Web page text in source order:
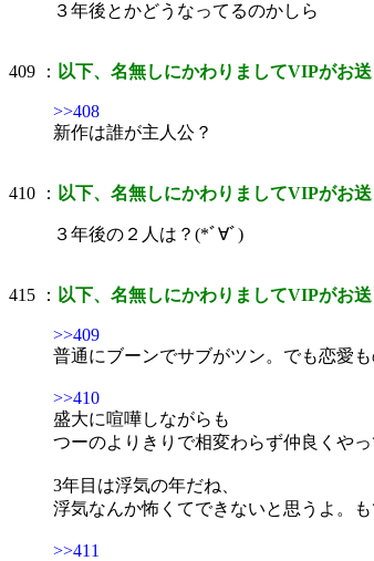
３年後とかどうなってるのかしら
409 ： 以下、名無しにかわりましてVIPがお送
>>408
新作は誰が主人公？
410 ： 以下、名無しにかわりましてVIPがお送
３年後の２人は？(*ﾞ∀ﾞ)
415 ： 以下、名無しにかわりましてVIPがお送
>>409
普通にブーンでサブがツン。でも恋愛も
>>410
盛大に喧嘩しながらも
つーのよりきりで相変わらず仲良くやっ
3年目は浮気の年だね、
浮気なんか怖くてできないと思うよ。
>>411